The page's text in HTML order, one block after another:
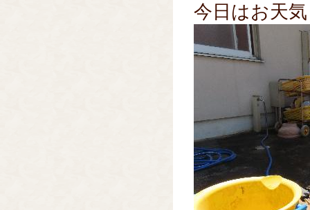
今日はお天